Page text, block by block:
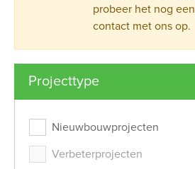
probeer het nog
contact met ons op.
Oh ooh!
Er is helaas een fout
Projecttype
Nieuwbouwprojecten
Verbeterprojecten